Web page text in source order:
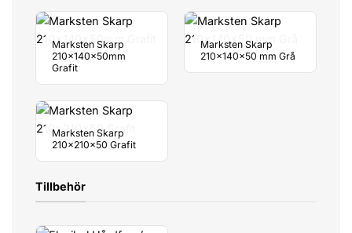
Marksten Skarp
210x140x50mm
Grafit
Marksten Skarp
210x140x50 mm Grå
Marksten Skarp
210x210x50 Grafit
Tillbehör